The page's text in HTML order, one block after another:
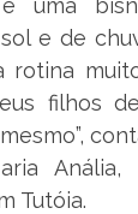
uma
e de
rotina
filhos
Anália,
Tutóia.